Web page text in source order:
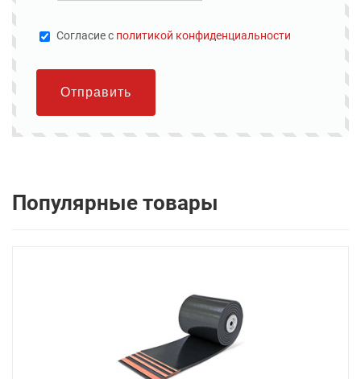
Cогласие с политикой конфиденциальности
Отправить
Популярные товары